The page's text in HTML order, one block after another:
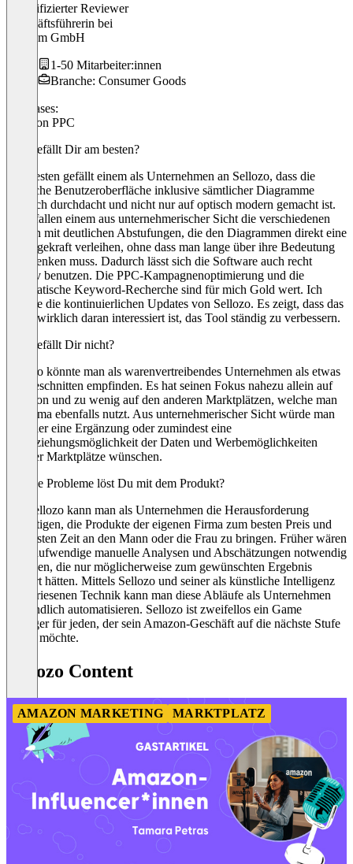
Verifizierter Reviewer
Geschäftsführerin bei
linovum GmbH
1-50 Mitarbeiter:innen
Branche: Consumer Goods
Use cases:
Amazon PPC
Was gefällt Dir am besten?
Am besten gefällt einem als Unternehmen an Sellozo, dass die
grafische Benutzeroberfläche inklusive sämtlicher Diagramme
wirklich durchdacht und nicht nur auf optisch modern gemacht ist.
So gefallen einem aus unternehmerischer Sicht die verschiedenen
Farben mit deutlichen Abstufungen, die den Diagrammen direkt eine
Aussagekraft verleihen, ohne dass man lange über ihre Bedeutung
nachdenken muss. Dadurch lässt sich die Software auch recht
intuitiv benutzen. Die PPC-Kampagnenoptimierung und die
automatische Keyword-Recherche sind für mich Gold wert. Ich
schätze die kontinuierlichen Updates von Sellozo. Es zeigt, dass das
Team wirklich daran interessiert ist, das Tool ständig zu verbessern.
Was gefällt Dir nicht?
Sellozo könnte man als warenvertreibendes Unternehmen als etwas
eng geschnitten empfinden. Es hat seinen Fokus nahezu allein auf
Amazon und zu wenig auf den anderen Marktplätzen, welche man
als Firma ebenfalls nutzt. Aus unternehmerischer Sicht würde man
sich hier eine Ergänzung oder zumindest eine
Einbeziehungsmöglichkeit der Daten und Werbemöglichkeiten
anderer Marktplätze wünschen.
Welche Probleme löst Du mit dem Produkt?
Mit Sellozo kann man als Unternehmen die Herausforderung
bewältigen, die Produkte der eigenen Firma zum besten Preis und
zur besten Zeit an den Mann oder die Frau zu bringen. Früher wären
dazu aufwendige manuelle Analysen und Abschätzungen notwendig
gewesen, die nur möglicherweise zum gewünschten Ergebnis
geführt hätten. Mittels Sellozo und seiner als künstliche Intelligenz
angepriesenen Technik kann man diese Abläufe als Unternehmen
nun endlich automatisieren. Sellozo ist zweifellos ein Game
Changer für jeden, der sein Amazon-Geschäft auf die nächste Stufe
heben möchte.
Sellozo Content
AMAZON MARKETING MARKTPLATZ